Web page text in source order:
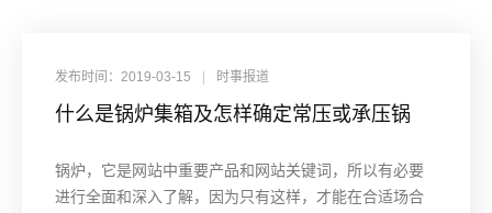
发布时间：2019-03-15 时事报道
什么是锅炉集箱及怎样确定常压或承压锅
锅炉，它是网站中重要产品和网站关键词，所以有必要
进行全面和深入了解，因为只有这样，才能在合适场合